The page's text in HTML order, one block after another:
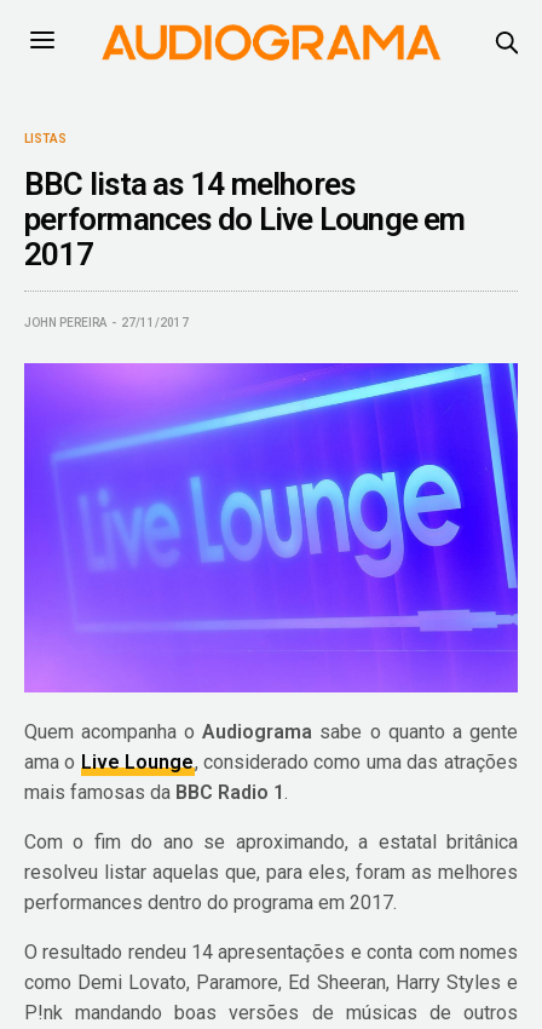
LISTAS
BBC lista as 14 melhores
performances do Live Lounge em
2017
JOHN PEREIRA 27/11/2017
Quem acompanha oAudiograma sabe o quanto a gente
ama o Live Lounge, considerado como uma das atrações
mais famosas da BBC Radio 1.
Com o fim do ano se aproximando, a estatal britânica
resolveu listar aquelas que, para eles, foram as melhores
performances dentro do programa em 2017.
O resultado rendeu 14 apresentações e conta com nomes
como Demi Lovato, Paramore, Ed Sheeran, Harry Styles e
P!nk mandando boas versões de músicas de outros